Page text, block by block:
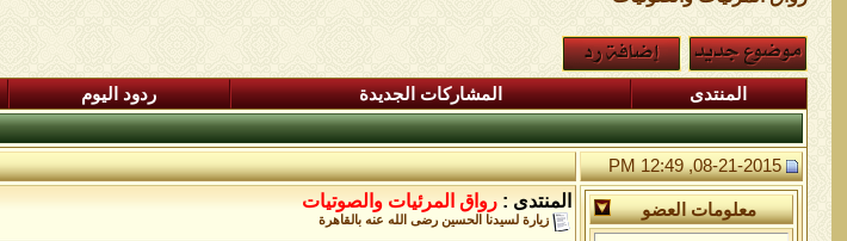
المنتدى المشاركات الجديدة ردود اليوم
08-21-2015, 12:49 PM
معلومات العضو المنتدى : رواق المرئيات والصوتيات
زيارة لسيدنا الحسين رضى الله عنه بالقاهرة